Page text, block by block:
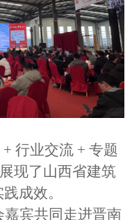
行业交流 + 专题
现了山西省建筑
成效。
宾共同走进晋南